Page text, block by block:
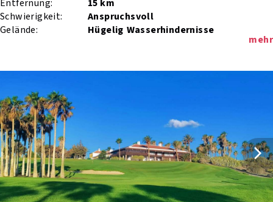
Entfernung:
15 km
Schwierigkeit:
Anspruchsvoll
Gelände:
Hügelig Wasserhindernisse
mehr